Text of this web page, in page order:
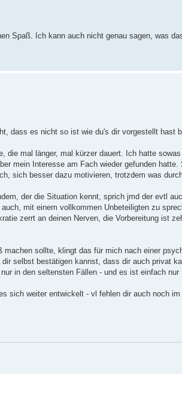
Spaß. Ich kann auch nicht genau sagen, was
dass es nicht so ist wie du's dir vorgestellt hast
mal länger, mal kürzer dauert. Ich hatte
mein Interesse am Fach wieder gefunden
sich besser dazu motivieren, trotzdem was
der die Situation kennt, sprich jmd der evtl
mit einem vollkommen Unbeteiligten zu
zerrt an deinen Nerven, die Vorbereitung ist
sollte, klingt das für mich nach einer
selbst bestätigen kannst, dass dir auch privat
in den seltensten Fällen - und es ist einfach nur
sich weiter entwickelt - vl fehlen dir auch noch